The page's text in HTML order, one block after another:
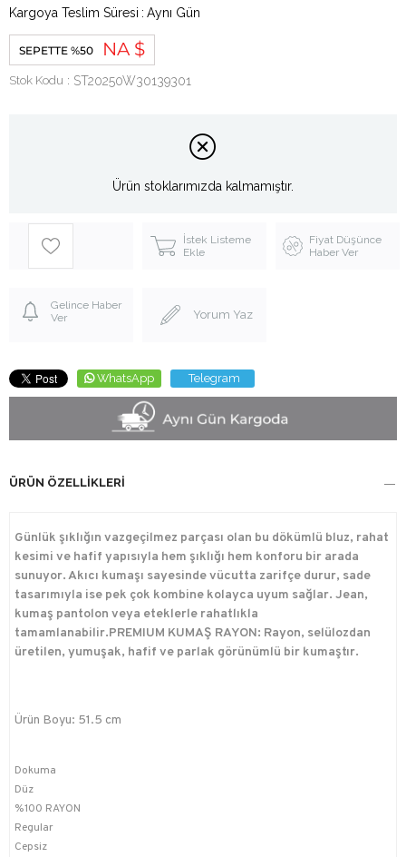
Kargoya Teslim Süresi : Aynı Gün
SEPETTE %50 NA $
Stok Kodu ST20250W30139301
Ürün stoklarımızda kalmamıştır.
İstek Listeme
Ekle
Fiyat Düşünce
Haber Ver
Gelince Haber
Ver
Yorum Yaz
WhatsApp Telegram
ÜRÜN ÖZELLIKLERI
Günlük şıklığın vazgeçilmez parçası olan bu dökümlü bluz, rahat
kesimi ve hafif yapısıyla hem şıklığı hem konforu bir arada
sunuyor. Akıcı kumaşı sayesinde vücutta zarifçe durur, sade
tasarımıyla ise pek çok kombine kolayca uyum sağlar. Jean,
kumaş pantolon veya eteklerle rahatlıkla
tamamlanabilir.PREMIUM KUMAŞ RAYON: Rayon, selülozdan
üretilen, yumuşak, hafif ve parlak görünümlü bir kumaştır.
Ürün Boyu: 51.5 cm
Dokuma
Düz
%100 RAYON
Regular
Cepsiz